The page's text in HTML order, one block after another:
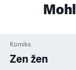
Komiks
Zen žen